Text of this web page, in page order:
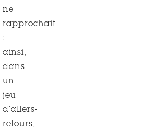
ne
rapprochait
:
ainsi,
dans
un
jeu
d’allers-
retours,